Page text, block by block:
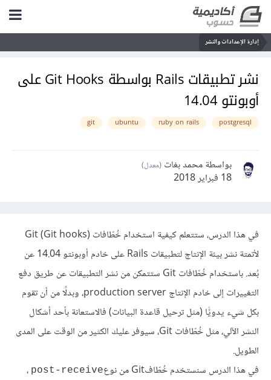
إدارة الإعدادات والنشر
نشر تطبيقات Rails بواسطة Git Hooks على
أوبونتو 14.04
postgresql
ruby on rails
ubuntu
git
بواسطة محمد بغات (معدل)
18 فبراير 2018
في هذا الدرس، ستتعلم كيفية استخدام خُطّافات (Git (Git hooks
لأتمتة نشر بيئة الإنتاج لتطبيقات Rails على خادم أوبونتو 14.04 عن
بُعد. باستخدام خُطّافات Git ستتمكن من نشر التطبيقات عن طريق دفع
التغييرات إلى خادم الإنتاج production server، وبدلًا من أن تقوم
بكل شيء يدويًّا (مثل ترحيل قاعدة البيانات) فالاستعانة بأحد أشكال
النشر الآلي، مثل خُطّافات Git، سيوفر عليك الكثير من الوقت على المدى
الطويل.
في هذا الدرس سنستخدم خُطّافGit من نوع
post-receive ،